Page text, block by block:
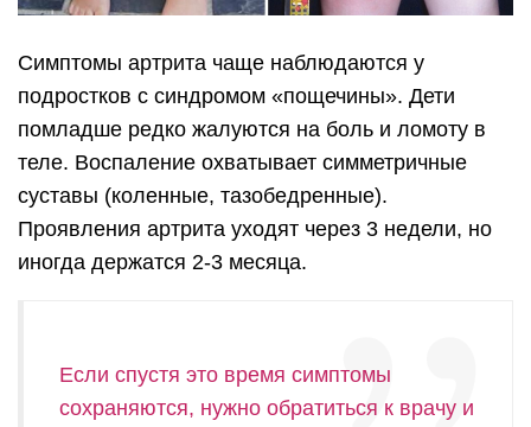
Симптомы артрита чаще наблюдаются у
подростков с синдромом «пощечины». Дети
помладше редко жалуются на боль и ломоту в
теле. Воспаление охватывает симметричные
суставы (коленные, тазобедренные).
Проявления артрита уходят через 3 недели, но
иногда держатся 2-3 месяца.
Если спустя это время симптомы
сохраняются, нужно обратиться к врачу и